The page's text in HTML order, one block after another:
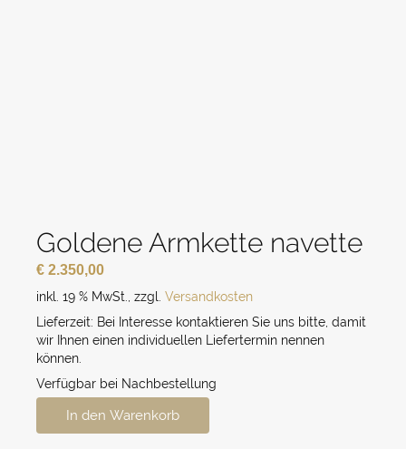
Goldene Armkette navette
€ 2.350,00
inkl. 19 % MwSt. zzgl. Versandkosten
Lieferzeit: Bei Interesse kontaktieren Sie uns bitte, damit
wir Ihnen einen individuellen Liefertermin nennen
können.
Verfügbar bei Nachbestellung
Goldene
In den Warenkorb